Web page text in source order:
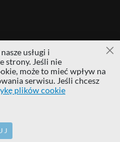
| All rights reserved
of their respective
usługi i
strony. Jeśli nie
może to mieć wpływ na
serwisu. Jeśli chcesz
plików cookie